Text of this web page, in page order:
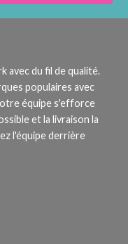
avec du fil de qualité.
populaires avec
équipe s'efforce
et la livraison la
l'équipe derrière